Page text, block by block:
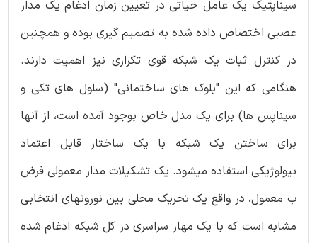
سیناپتیک یک عامل حیاتی در تعیین زمان ادغام یک مدار
عصبی اختصاص داده شده به تصمیم گیری بوده و همچنین
در کنترل ثبات یک شبکه قوی تکراری نیز اهمیت دارند.
هنگامی که این "بلوک های ساختمانی" (سلول های تکی و
سیناپس ها) برای یک مدل خاص بوجود آمده است، از آنها
برای ساختن یک شبکه با یک ساختار قابل اعتماد
بیولوژیکی استفاده میشود. یک تشکیلات مدار معمولی فرض
ب معمول، در واقع یک تحریک محلی بین نورونهای انتخابی
مشابه است که با یک مهار سراسری در کل شبکه ادغام شده